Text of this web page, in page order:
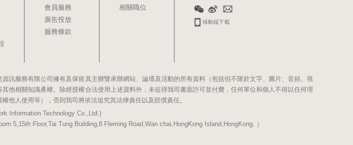
會員服務
廣告投放
服務條款
相關職位
移動端下載
訊服務有限公司擁有及保留其主辦暨承辦網站、論壇及活動的所有資料（包括但不限於文字、圖片、音頻、視
他相關知識產權。除經授權合法使用上述資料外，未征得我司書面許可並付費，任何單位和個人不得以任何理
他人使用等），否則我司將依法追究其法律責任以及賠償責任。
Information Technology Co.,Ltd.)
5,15th Floor,Tai Tung Building,8 Fleming Road,Wan chai,HongKong Island,HongKong. ）